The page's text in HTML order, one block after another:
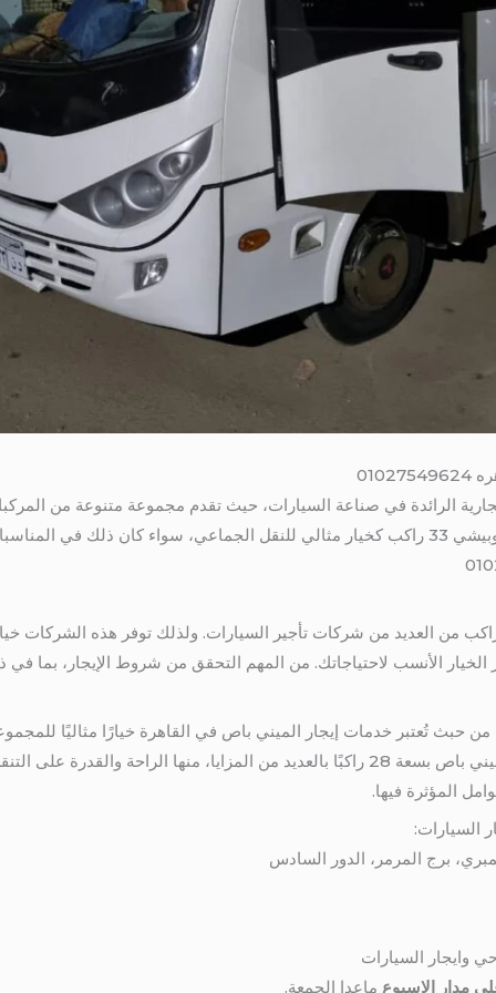
الرائدة في صناعة السيارات، حيث تقدم مجموعة متنوعة من
من بين هذه المركبات، تبرز سيارة ميتسوبيشي 33 راكب كخيار مثالي للنقل الجماعي، سواء
يمكنك استئجار ميتسوبيشي 33 راكب من العديد من شركات تأجير السيارات. ولذلك توفر هذه
الأنسب لاحتياجاتك. من المهم التحقق من شروط الإيجار، بما في
حبث تُعتبر خدمات إيجار الميني باص في القاهرة خيارًا مثاليًا
السياحية أو المناسبات الخاصة. يتمتع الميني باص بسعة 28 راكبًا بالعديد من المزايا،
المؤثرة فيها.
السيارات:
وايجار السيارات
مدار الاسبوع ماعدا الجمعة.